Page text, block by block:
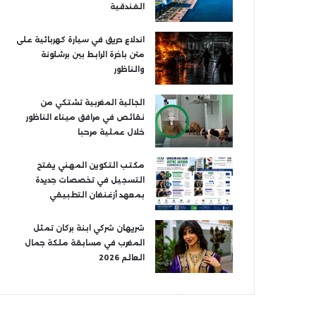
الفندقية
اندلاع حريق في سيارة كهربائية على
متن باخرة الرابط بين برشلونة
والناظور
الجالية المغربية تشتكي من
نقائص في مرافق ميناء الناظور
خلال عملية مرحبا
مكتب التكوين المهني يفتح
التسجيل في تخصصات جديدة
بمعهد أزغنغان التطبيقي
شريهان شركي ابنة بركان تمثل
المغرب في مسابقة ملكة جمال
العالم 2026